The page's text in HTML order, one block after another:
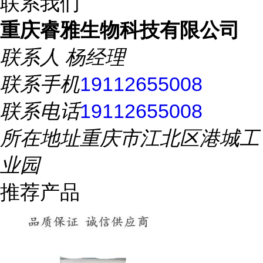
重庆睿雅生物科技有限公司
联系人 杨经理
联系手机19112655008
联系电话19112655008
所在地址重庆市江北区港城工
业园
推荐产品